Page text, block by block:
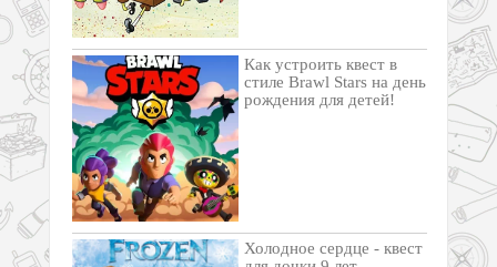
Как устроить квест в
стиле Brawl Stars на день
рождения для детей!
Холодное сердце - квест